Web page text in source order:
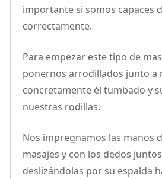
importante si somos capaces
correctamente.
Para empezar este tipo de
ponernos arrodillados junto a
concretamente él tumbado y
nuestras rodillas.
Nos impregnamos las manos
masajes y con los dedos
deslizándolas por su espalda